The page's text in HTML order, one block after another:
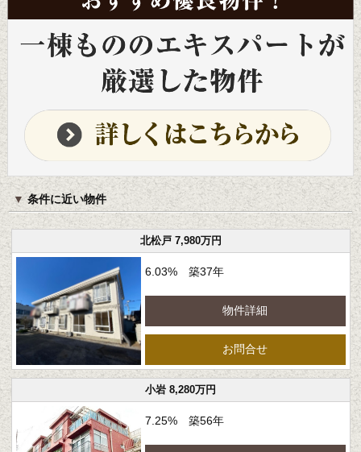
条件に近い物件
北松戸 7,980万円
6.03% 築37年
物件詳細
お問合せ
小岩 8,280万円
7.25% 築56年